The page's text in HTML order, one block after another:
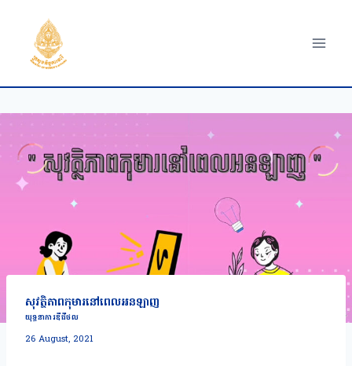
content
សុវត្ថិភាពកុមារនៅពេលអនឡាញ
យុទ្ធនាការឌីជីថល
26 August, 2021